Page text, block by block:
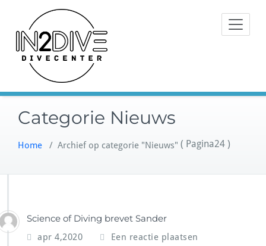
inhoud
Instructeurs met passie voor
Categorie Nieuws
Home / Archief op categorie "Nieuws" ( Pagina24 )
Science of Diving brevet Sander
apr 4,2020 Een reactie plaatsen